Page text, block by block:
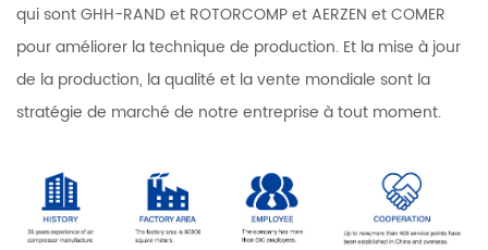
qui sont GHH-RAND et ROTORCOMP et AERZEN et COMER
pour améliorer la technique de production. Et la mise à jour
de la production, la qualité et la vente mondiale sont la
stratégie de marché de notre entreprise à tout moment.